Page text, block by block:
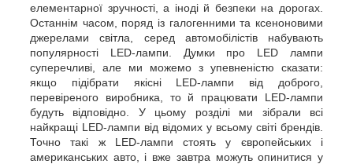
елементарної зручності, а іноді й безпеки на дорогах.
Останнім часом, поряд із галогенними та ксеноновими
джерелами світла, серед автомобілістів набувають
популярності LED-лампи. Думки про LED лампи
суперечливі, але ми можемо з упевненістю сказати:
якщо підібрати якісні LED-лампи від доброго,
перевіреного виробника, то й працювати LED-лампи
будуть відповідно. У цьому розділі ми зібрали всі
найкращі LED-лампи від відомих у всьому світі брендів.
Точно такі ж LED-лампи стоять у європейських і
американських авто, і вже завтра можуть опинитися у